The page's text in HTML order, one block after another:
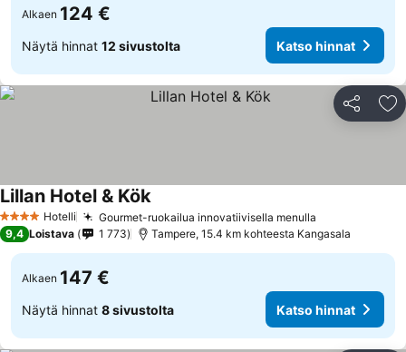
Alkaen 124 €
Näytä hinnat 12 sivustolta Katso hinnat
Jaa
4 Tähtiluokitus
Hotelli Gourmet-ruokailua innovatiivisella menulla
Lillan Hotel & KökKatso hinnat
9,4 Loistava 1 773 Tampere, 15.4 km kohteesta Kangasala
Alkaen 147 €
Näytä hinnat 8 sivustolta Katso hinnat